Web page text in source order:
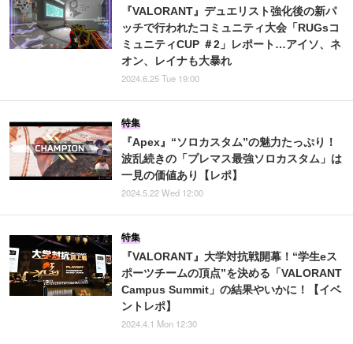
『VALORANT』デュエリスト強化後の新パ
ッチで行われたコミュニティ大会「RUGsコ
ミュニティCUP ＃2」レポート…アイソ、ネ
オン、レイナも大暴れ
2024.6.25 Tue 19:00
『Apex』“ソロカスタム”の魅力たっぷり！
波乱続きの「プレマス最強ソロカスタム」は
一見の価値あり【レポ】
特集
2024.5.22 Wed 12:00
『VALORANT』大学対抗戦開幕！“学生eス
ポーツチームの頂点”を決める「VALORANT
Campus Summit」の結果やいかに！【イベ
ントレポ】
特集
2024.4.1 Mon 12:30